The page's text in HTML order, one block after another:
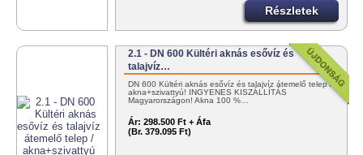
Részletek
2.1 - DN 600 Kültéri aknás esővíz és
talajvíz…
DN 600 Kültéri aknás esővíz és talajvíz átemelő telep /
akna+szivattyú! INGYENES KISZÁLLÍTÁS
Magyarországon! Akna 100 %…
Ár: 298.500 Ft + Áfa
(Br. 379.095 Ft)